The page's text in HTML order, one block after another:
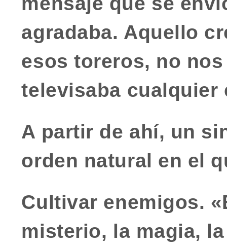
agradaba. Aquello
esos toreros, no
televisaba cualquier
A partir de ahí, un
orden natural en el
Cultivar enemigos.
misterio, la magia,